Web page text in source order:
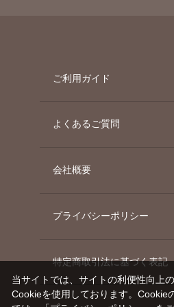
ご利用ガイド
よくあるご質問
会社概要
プライバシーポリシー
特定商取引法に基づく表記
当サイトでは、サイトの利便性向上の
Cookieを使用しております。Cookie